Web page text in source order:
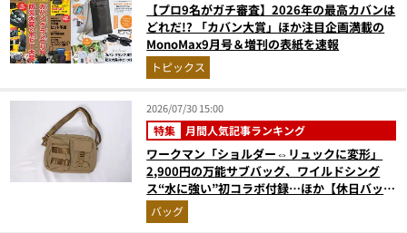
【プロ9名がガチ審査】2026年の最高カバンは
どれだ!? 「カバン大賞」ほか注目企画満載の
MonoMax9月号＆増刊の表紙を速報
トピックス
2026/07/30 15:00
特集 月間人気記事ランキング
ワークマン「ショルダー⇔リュックに変形」
2,900円の万能サブバッグ、ワイルドシング
ス“水に強い”初コラボ付録…ほか【休日バッグ
の人気記事ランキングベスト3】（2026年6月
版）
バッグ